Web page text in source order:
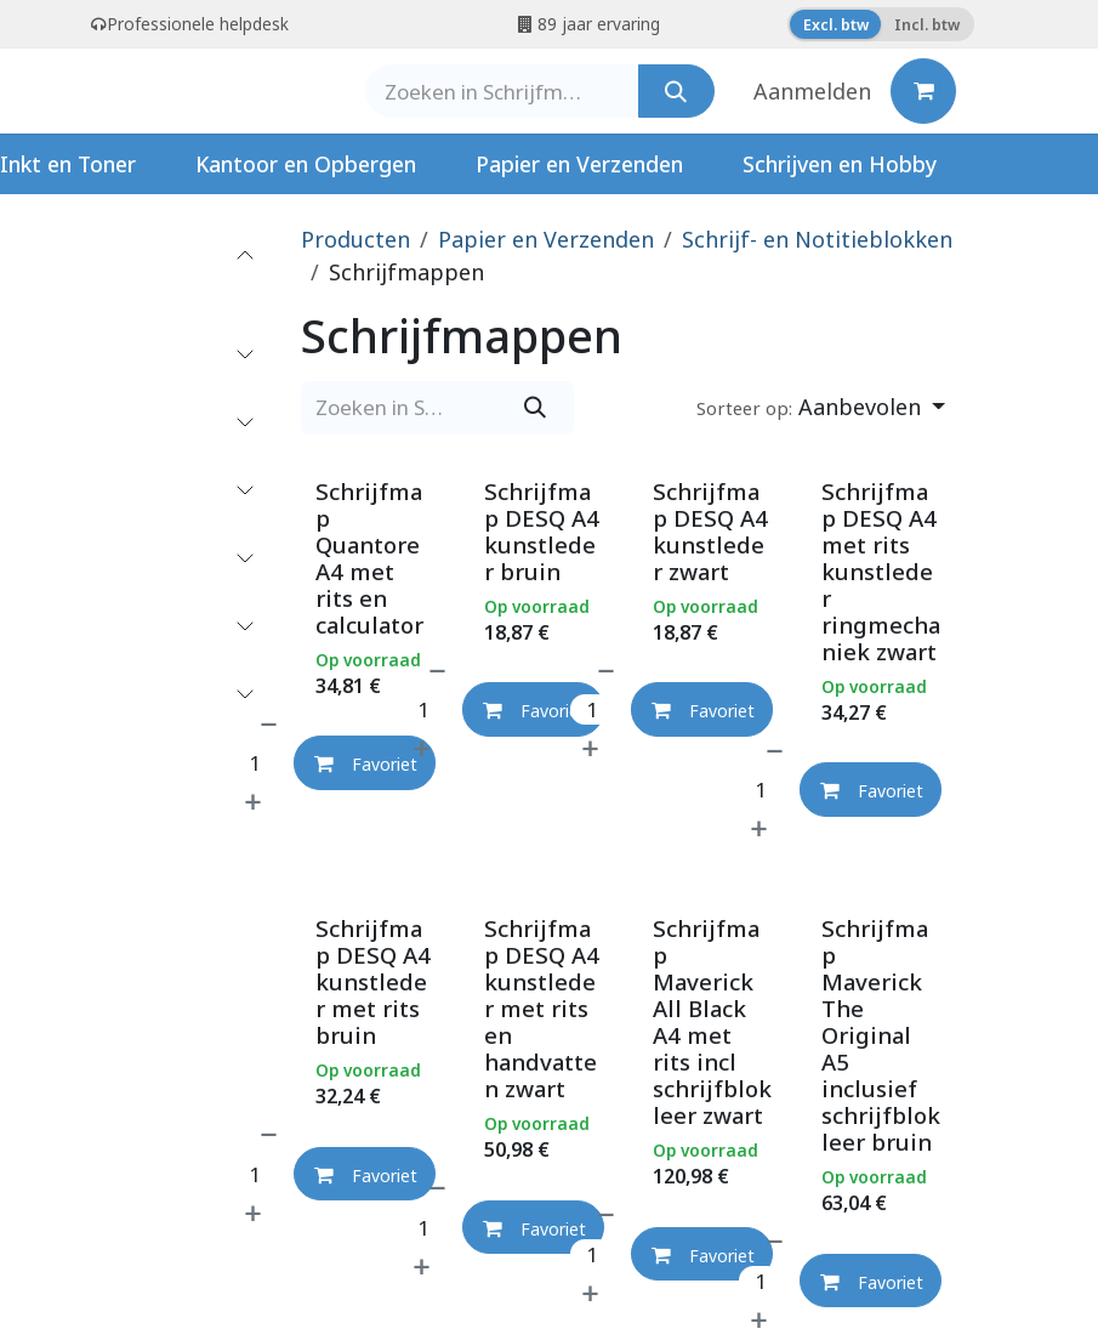
Professionele helpdesk 89 jaar ervaring Excl. btw Incl. btw
Aanmelden
Inkt en Toner Kantoor en Opbergen Papier en Verzenden Schrijven en Hobby
Producten Papier en Verzenden
Schrijf- en Notitieblokken
Schrijfmappen
Schrijfmappen
Sorteer op: Aanbevolen
Schrijfma
p
Quantore
A4 met
rits en
calculator
34,81 €
Op voorraad
Favoriet
Schrijfma
p DESQ A4
kunstlede
r bruin
18,87€
Op voorraad
Favoriet
Schrijfma
p DESQ A4
kunstlede
r zwart
18,87€
Op voorraad
Favoriet
Schrijfma
p DESQ A4
met rits
kunstlede
r
ringmecha
niek zwart
34,27€
Op voorraad
Favoriet
Schrijfma
p DESQ A4
kunstlede
r met rits
bruin
32,24€
Op voorraad
Favoriet
Schrijfma
p DESQ A4
kunstlede
r met rits
en
handvatte
n zwart
50,98€
Op voorraad
Favoriet
Schrijfma
p
Maverick
All Black
A4 met
rits incl
schrijfblok
leer zwart
120,98€
Op voorraad
Favoriet
Schrijfma
p
Maverick
The
Original
A5
inclusief
schrijfblok
leer bruin
63,04€
Op voorraad
Favoriet